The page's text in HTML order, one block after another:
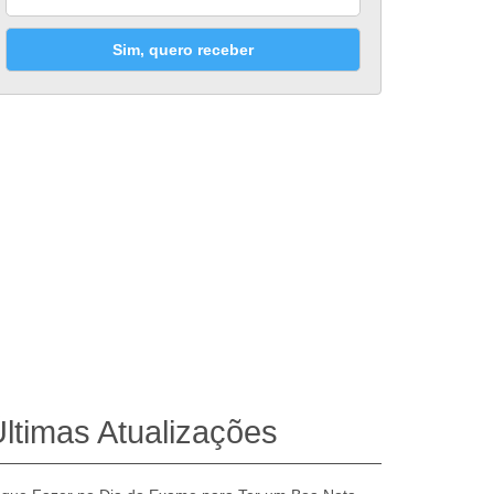
Sim, quero receber
Atualizações